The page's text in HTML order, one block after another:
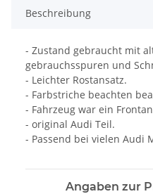
Beschreibung
- Zustand gebraucht mit
gebrauchsspuren und
- Leichter Rostansatz.
- Farbstriche beachten
- Fahrzeug war ein
- original Audi Teil.
- Passend bei vielen Audi
Angaben zur